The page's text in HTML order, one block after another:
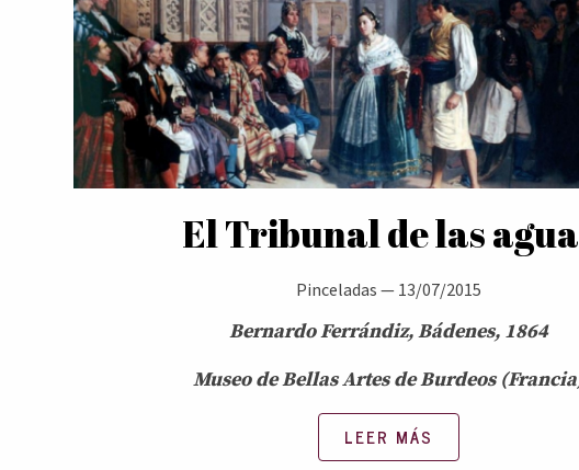
El Tribunal de las
Pinceladas — 13/07/2015
Bernardo Ferrándiz, Bádenes, 1864
Museo de Bellas Artes de Burdeos
LEER MÁS